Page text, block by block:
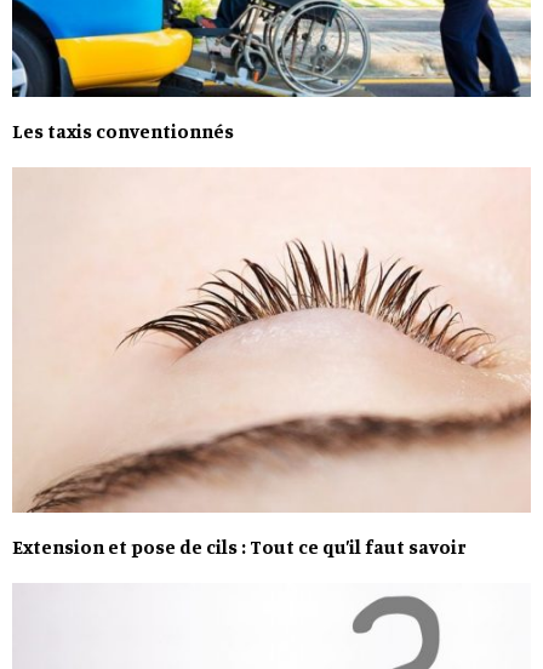
Les taxis conventionnés
Extension et pose de cils : Tout ce qu’il faut savoir